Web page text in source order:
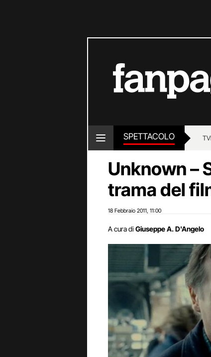
SPETTACOLO TV
Unknown –
trama del
18 Febbraio 2011 11:00
A cura di Giuseppe A. D'Angelo